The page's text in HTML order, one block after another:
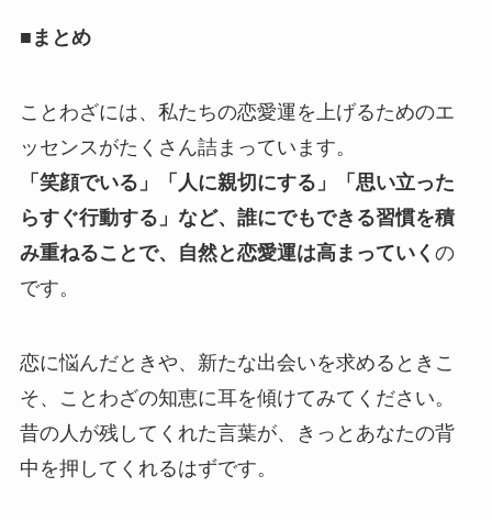
■まとめ
ことわざには、私たちの恋愛運を上げるためのエ
ッセンスがたくさん詰まっています。
「笑顔でいる」「人に親切にする」「思い立った
らすぐ行動する」など、誰にでもできる習慣を積
み重ねることで、自然と恋愛運は高まっていく の
です。
恋に悩んだときや、新たな出会いを求めるときこ
そ、ことわざの知恵に耳を傾けてみてください。
昔の人が残してくれた言葉が、きっとあなたの背
中を押してくれるはずです。